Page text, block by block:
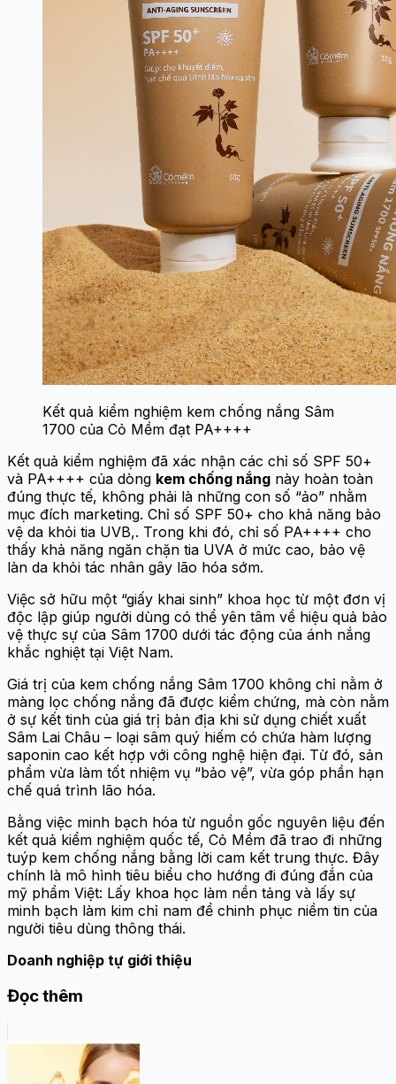
Kết quả kiểm nghiệm kem chống nắng Sâm
1700 của Cỏ Mềm đạt PA++++
Kết quả kiểm nghiệm đã xác nhận các chỉ số SPF 50+
và PA++++ của dòng kem chống nắng này hoàn toàn
đúng thực tế, không phải là những con số “ảo” nhằm
mục đích marketing. Chỉ số SPF 50+ cho khả năng bảo
vệ da khỏi tia UVB,. Trong khi đó, chỉ số PA++++ cho
thấy khả năng ngăn chặn tia UVA ở mức cao, bảo vệ
làn da khỏi tác nhân gây lão hóa sớm.
Việc sở hữu một “giấy khai sinh” khoa học từ một đơn vị
độc lập giúp người dùng có thể yên tâm về hiệu quả bảo
vệ thực sự của Sâm 1700 dưới tác động của ánh nắng
khắc nghiệt tại Việt Nam.
Giá trị của kem chống nắng Sâm 1700 không chỉ nằm ở
màng lọc chống nắng đã được kiểm chứng, mà còn nằm
ở sự kết tinh của giá trị bản địa khi sử dụng chiết xuất
Sâm Lai Châu – loại sâm quý hiếm có chứa hàm lượng
saponin cao kết hợp với công nghệ hiện đại. Từ đó, sản
phẩm vừa làm tốt nhiệm vụ “bảo vệ”, vừa góp phần hạn
chế quá trình lão hóa.
Bằng việc minh bạch hóa từ nguồn gốc nguyên liệu đến
kết quả kiểm nghiệm quốc tế, Cỏ Mềm đã trao đi những
tuýp kem chống nắng bằng lời cam kết trung thực. Đây
chính là mô hình tiêu biểu cho hướng đi đúng đắn của
mỹ phẩm Việt: Lấy khoa học làm nền tảng và lấy sự
minh bạch làm kim chỉ nam để chinh phục niềm tin của
người tiêu dùng thông thái.
Doanh nghiệp tự giới thiệu
Đọc thêm